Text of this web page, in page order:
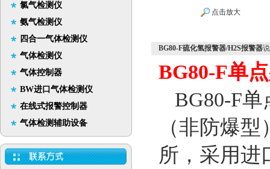
氯气检测仪
氨气检测仪
四合一气体检测仪
气体检测仪
气体控制器
BW进口气体检测仪
在线式报警控制器
气体检测辅助设备
点击放大
BG80-F硫化氢报警器/H2S报警器
BG80-F单
BG80-F单
（非防爆
所，采用进